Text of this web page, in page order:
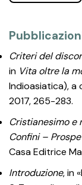
Criteri del
in Vita oltre la
Indioasiatica), a
2017, 265-283.
Cristianesimo e
Confini –
Casa Editrice
Introduzione, in